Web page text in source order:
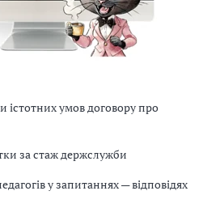
істотних умов договору про
за стаж держслужби
у запитаннях — відповідях